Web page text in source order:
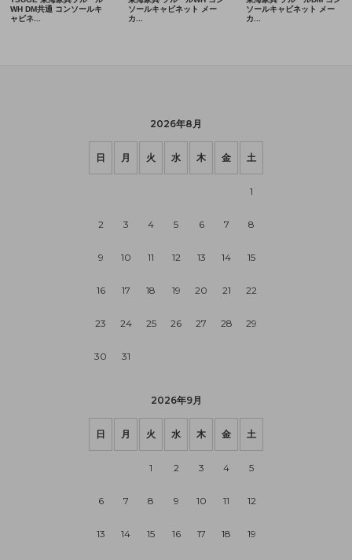
2026年8月
日 月 火 水 木 金 土
1
2 3 4 5 6 7 8
9 10 11 12 13 14 15
16 17 18 19 20 21 22
23 24 25 26 27 28 29
30 31
2026年9月
日 月 火 水 木 金 土
1 2 3 4 5
6 7 8 9 10 11 12
13 14 15 16 17 18 19